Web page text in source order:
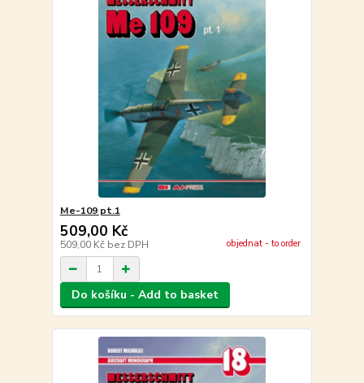
Me-109 pt.1
509,00 Kč
509,00 Kč bez DPH objednat - to order
Do košíku - Add to basket